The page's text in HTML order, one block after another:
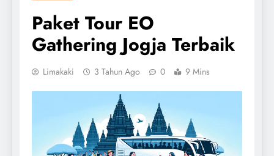
Paket Tour EO
Gathering Jogja Terbaik
Limakaki 3 Tahun Ago 0 9 Mins